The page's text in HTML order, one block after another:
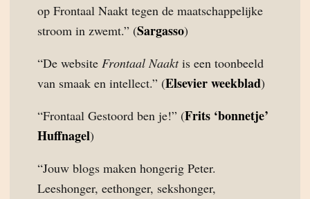
op Frontaal Naakt tegen de maatschappelijke
stroom in zwemt.” (Sargasso)
“De website Frontaal Naaktis een toonbeeld
van smaak en intellect.” (Elsevier weekblad)
“Frontaal Gestoord ben je!” (Frits ‘bonnetje’
Huffnagel)
“Jouw blogs maken hongerig Peter.
Leeshonger, eethonger, sekshonger,